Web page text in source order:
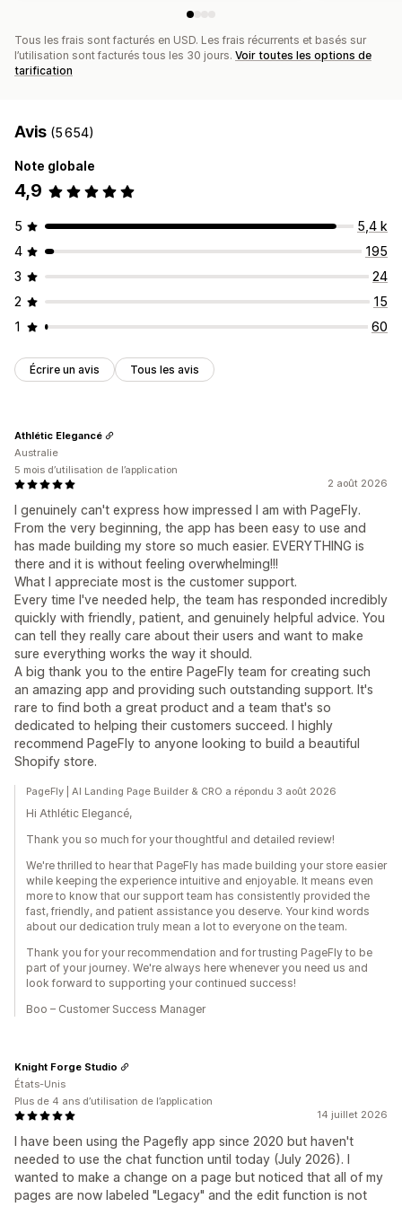
Tous les frais sont facturés en USD. Les frais récurrents et basés sur
l’utilisation sont facturés tous les 30 jours. Voir toutes les options de
tarification
Avis (5 654)
Note globale
4,9
5
5,4 k
4
195
3
24
2
15
1
60
Écrire un avis Tous les avis
2 août 2026
I genuinely can't express how impressed I am with PageFly.
From the very beginning, the app has been easy to use and
has made building my store so much easier. EVERYTHING is
there and it is without feeling overwhelming!!!
What I appreciate most is the customer support.
Every time I've needed help, the team has responded incredibly
quickly with friendly, patient, and genuinely helpful advice. You
can tell they really care about their users and want to make
sure everything works the way it should.
A big thank you to the entire PageFly team for creating such
an amazing app and providing such outstanding support. It's
rare to find both a great product and a team that's so
dedicated to helping their customers succeed. I highly
recommend PageFly to anyone looking to build a beautiful
Shopify store.
Athlétic Elegancé
Australie
5 mois d’utilisation de l’application
PageFly | AI Landing Page Builder & CRO a répondu 3 août 2026
Hi Athlétic Elegancé,
Thank you so much for your thoughtful and detailed review!
We're thrilled to hear that PageFly has made building your store easier
while keeping the experience intuitive and enjoyable. It means even
more to know that our support team has consistently provided the
fast, friendly, and patient assistance you deserve. Your kind words
about our dedication truly mean a lot to everyone on the team.
Thank you for your recommendation and for trusting PageFly to be
part of your journey. We're always here whenever you need us and
look forward to supporting your continued success!
Boo – Customer Success Manager
14 juillet 2026
I have been using the Pagefly app since 2020 but haven't
needed to use the chat function until today (July 2026). I
wanted to make a change on a page but noticed that all of my
pages are now labeled "Legacy" and the edit function is not
Knight Forge Studio
États-Unis
Plus de 4 ans d’utilisation de l’application